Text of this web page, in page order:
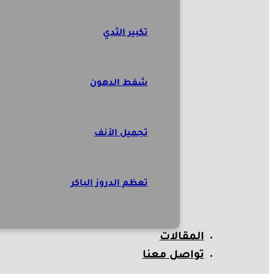
تكبير الثدي
شفط الدهون
تجميل الأنف
تعظم الدروز الباكر
المقالات
تواصل معنا